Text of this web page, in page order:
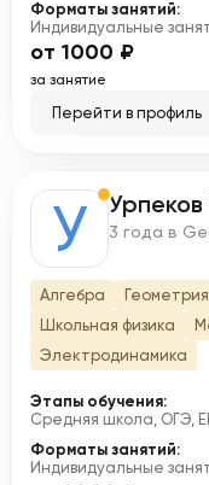
Форматы занятий:
Индивидуальные
от 1000 ₽
за занятие
Перейти в профиль
У 3 года в
Алгебра Геометрия
Школьная физика
Электродинамика
Этапы обучения:
Средняя школа, ОГЭ,
Форматы занятий:
Индивидуальные